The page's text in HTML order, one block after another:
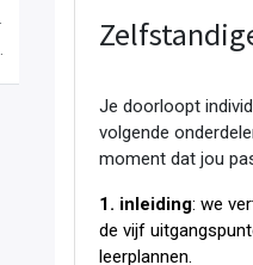
Je doorloopt
volgende
moment dat jou
1. inleiding: we
de vijf
leerplannen.